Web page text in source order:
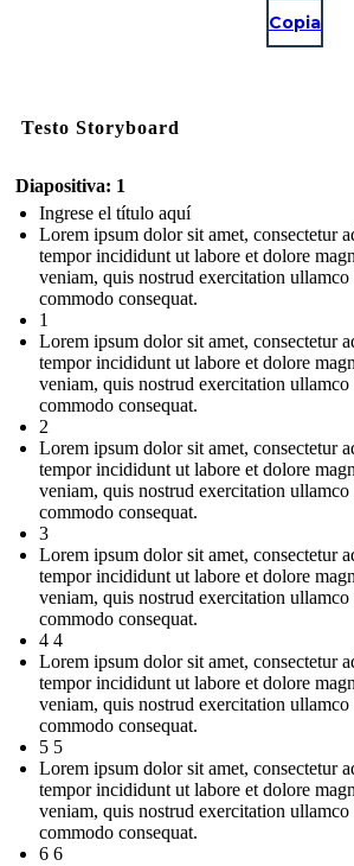
Copia
Testo Storyboard
Diapositiva: 1
Ingrese el título aquí
Lorem ipsum dolor sit amet, consectetur
tempor incididunt ut labore et dolore
veniam, quis nostrud exercitation
commodo consequat.
1
Lorem ipsum dolor sit amet, consectetur
tempor incididunt ut labore et dolore
veniam, quis nostrud exercitation
commodo consequat.
2
Lorem ipsum dolor sit amet, consectetur
tempor incididunt ut labore et dolore
veniam, quis nostrud exercitation
commodo consequat.
3
Lorem ipsum dolor sit amet, consectetur
tempor incididunt ut labore et dolore
veniam, quis nostrud exercitation
commodo consequat.
4 4
Lorem ipsum dolor sit amet, consectetur
tempor incididunt ut labore et dolore
veniam, quis nostrud exercitation
commodo consequat.
5 5
Lorem ipsum dolor sit amet, consectetur
tempor incididunt ut labore et dolore
veniam, quis nostrud exercitation
commodo consequat.
6 6